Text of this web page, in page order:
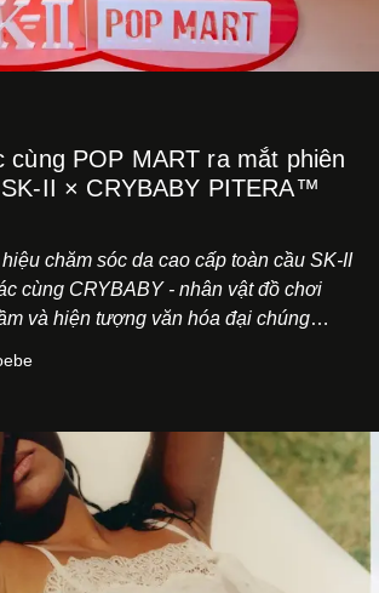
cùng POP MART ra mắt phiên
II × CRYBABY PITERA™
chăm sóc da cao cấp toàn cầu SK-II
cùng CRYBABY - nhân vật đồ chơi
và hiện tượng văn hóa đại chúng